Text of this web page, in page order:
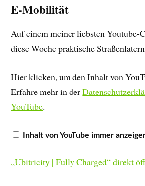
E-Mobilität
Auf einem meiner liebsten Youtube-
diese Woche praktische
Hier klicken, um den Inhalt von
Erfahre mehr in der
YouTube.
Inhalt von YouTube immer
„Ubitricity | Fully Charged“ direkt